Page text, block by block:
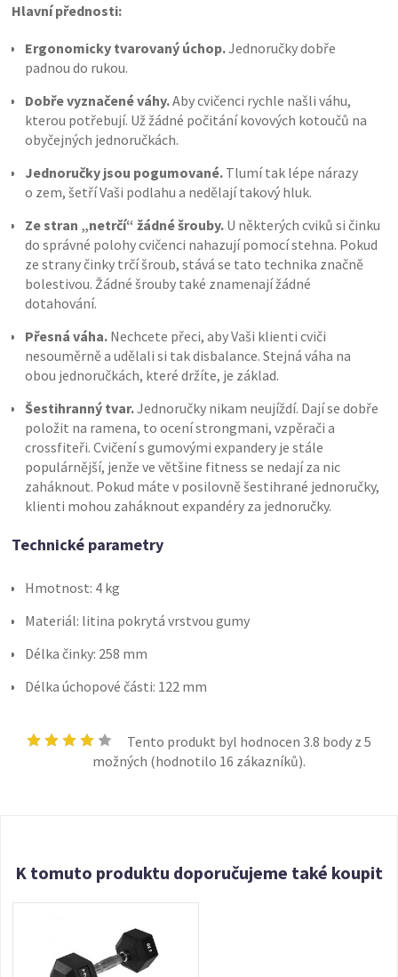
Hlavní přednosti:
Ergonomicky tvarovaný úchop.Jednoručky dobře
padnou do rukou.
Dobře vyznačené váhy.Aby cvičenci rychle našli váhu,
kterou potřebují. Už žádné počitání kovových kotoučů na
obyčejných jednoručkách.
Jednoručky jsou pogumované. Tlumí tak lépe nárazy
o zem, šetří Vaši podlahu a nedělají takový hluk.
Ze stran „netrčí“ žádné šrouby. U některých cviků si činku
do správné polohy cvičenci nahazují pomocí stehna. Pokud
ze strany činky trčí šroub, stává se tato technika značně
bolestivou. Žádné šrouby také znamenají žádné
dotahování.
Přesná váha. Nechcete přeci, aby Vaši klienti cviči
nesouměrně a udělali si tak disbalance. Stejná váha na
obou jednoručkách, které držíte, je základ.
Šestihranný tvar.Jednoručky nikam neujíždí. Dají se dobře
položit na ramena, to ocení strongmani, vzpěrači a
crossfiteři. Cvičení s gumovými expandery je stále
populárnější, jenže ve většine fitness se nedají za nic
zaháknout. Pokud máte v posilovně šestihrané jednoručky,
klienti mohou zaháknout expandéry za jednoručky.
Technické parametry
Hmotnost: 4 kg
Materiál: litina pokrytá vrstvou gumy
Délka činky: 258 mm
Délka úchopové části: 122 mm
Tento produkt byl hodnocen 3.8 body z 5
možných (hodnotilo 16 zákazníků).
K tomuto produktu doporučujeme také koupit